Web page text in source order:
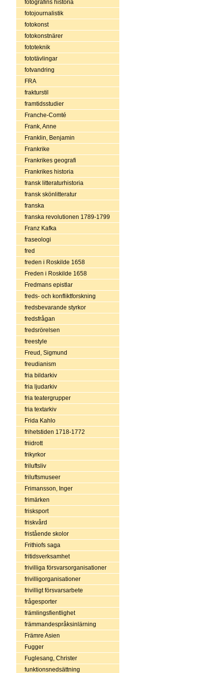
fotografins historia
fotojournalistik
fotokonst
fotokonstnärer
fototeknik
fototävlingar
fotvandring
FRA
frakturstil
framtidsstudier
Franche-Comté
Frank, Anne
Franklin, Benjamin
Frankrike
Frankrikes geografi
Frankrikes historia
fransk litteraturhistoria
fransk skönlitteratur
franska
franska revolutionen 1789-1799
Franz Kafka
fraseologi
fred
freden i Roskilde 1658
Freden i Roskilde 1658
Fredmans epistlar
freds- och konfliktforskning
fredsbevarande styrkor
fredsfrågan
fredsrörelsen
freestyle
Freud, Sigmund
freudianism
fria bildarkiv
fria ljudarkiv
fria teatergrupper
fria textarkiv
Frida Kahlo
frihetstiden 1718-1772
friidrott
frikyrkor
friluftsliv
friluftsmuseer
Frimansson, Inger
frimärken
frisksport
friskvård
fristående skolor
Frithiofs saga
fritidsverksamhet
frivilliga försvarsorganisationer
frivilligorganisationer
frivilligt försvarsarbete
frågesporter
främlingsfientlighet
främmandespråksinlärning
Främre Asien
Fugger
Fuglesang, Christer
funktionsnedsättning